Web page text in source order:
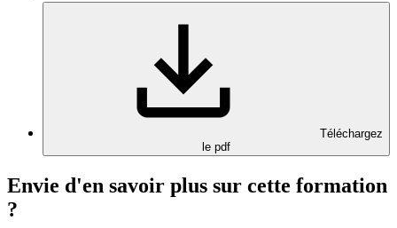
Téléchargez
le pdf
Envie d'en savoir plus sur cette formation
?